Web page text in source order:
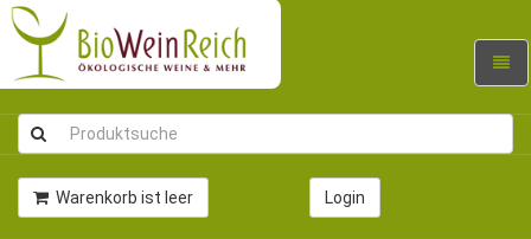
Warenkorb ist leer Login